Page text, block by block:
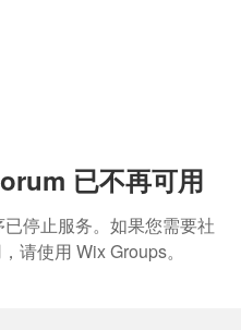
已不再可用
停止服务。如果您需要社
请使用 Wix Groups。